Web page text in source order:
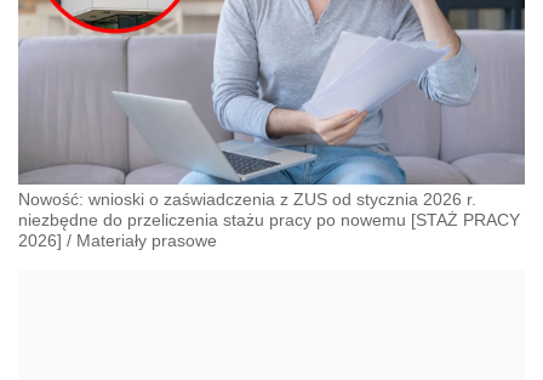
Nowość: wnioski o zaświadczenia z ZUS od stycznia 2026 r.
niezbędne do przeliczenia stażu pracy po nowemu [STAŻ PRACY
2026] / Materiały prasowe